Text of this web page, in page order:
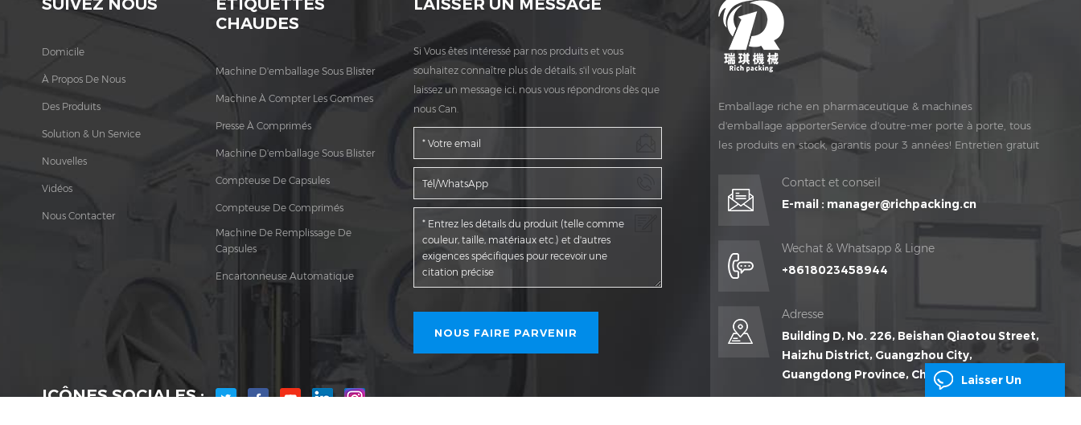
Emballage riche en pharmaceutique & machines
d'emballage apporterService d'outre-mer porte à porte, tous
les produits en stock, garantis pour 3 années! Entretien gratuit
Contact et conseil
E-mail : manager@richpacking.cn
Wechat & Whatsapp & Ligne
+8618023458944
Adresse
Building D, No. 226, Beishan Qiaotou Street,
Haizhu District, Guangzhou City,
Guangdong Province, China
SUIVEZ NOUS
Domicile
À Propos De Nous
Des Produits
Solution & Un Service
Nouvelles
Vidéos
Nous Contacter
ÉTIQUETTES
CHAUDES
Machine D'emballage Sous Blister
Machine À Compter Les Gommes
Presse À Comprimés
Machine D'emballage Sous Blister
Compteuse De Capsules
Compteuse De Comprimés
Machine De Remplissage De
Capsules
Encartonneuse Automatique
LAISSER UN MESSAGE
Si Vous êtes intéressé par nos produits et vous
souhaitez connaître plus de détails, s'il vous plaît
laissez un message ici, nous vous répondrons dès que
nous Can.
ICÔNES SOCIALES :
Laisser Un